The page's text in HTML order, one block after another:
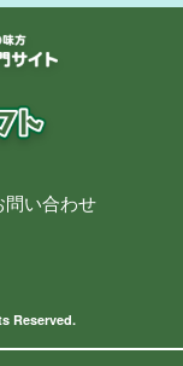
問い合わせ
Reserved.